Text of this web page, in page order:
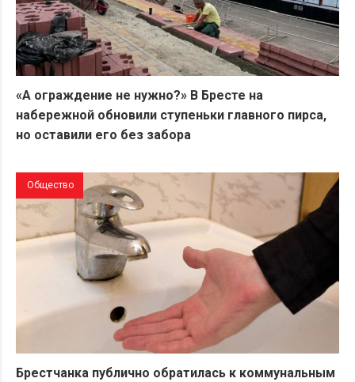
«А ограждение не нужно?» В Бресте на
набережной обновили ступеньки главного пирса,
но оставили его без забора
Общество
Брестчанка публично обратилась к коммунальным